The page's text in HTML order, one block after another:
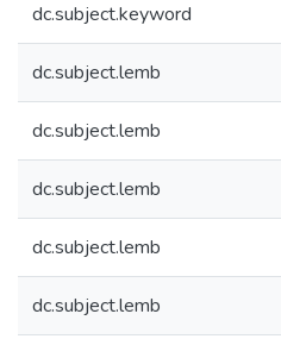
dc.subject.keyword
dc.subject.lemb
dc.subject.lemb
dc.subject.lemb
dc.subject.lemb
dc.subject.lemb